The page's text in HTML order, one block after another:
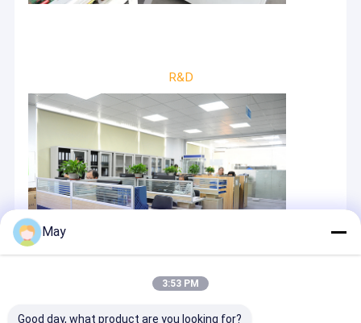
R&D
May
3:53 PM
Good day, what product are you looking for?